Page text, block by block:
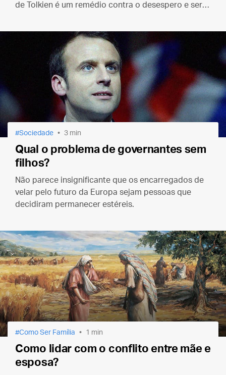
de Tolkien é um remédio contra o desespero e serve
Sociedade 3 min
Qual o problema de governantes sem
filhos?
Não parece insignificante que os encarregados de
velar pelo futuro da Europa sejam pessoas que
decidiram permanecer estéreis.
Como Ser Família 1 min
Como lidar com o conflito entre mãe e
esposa?